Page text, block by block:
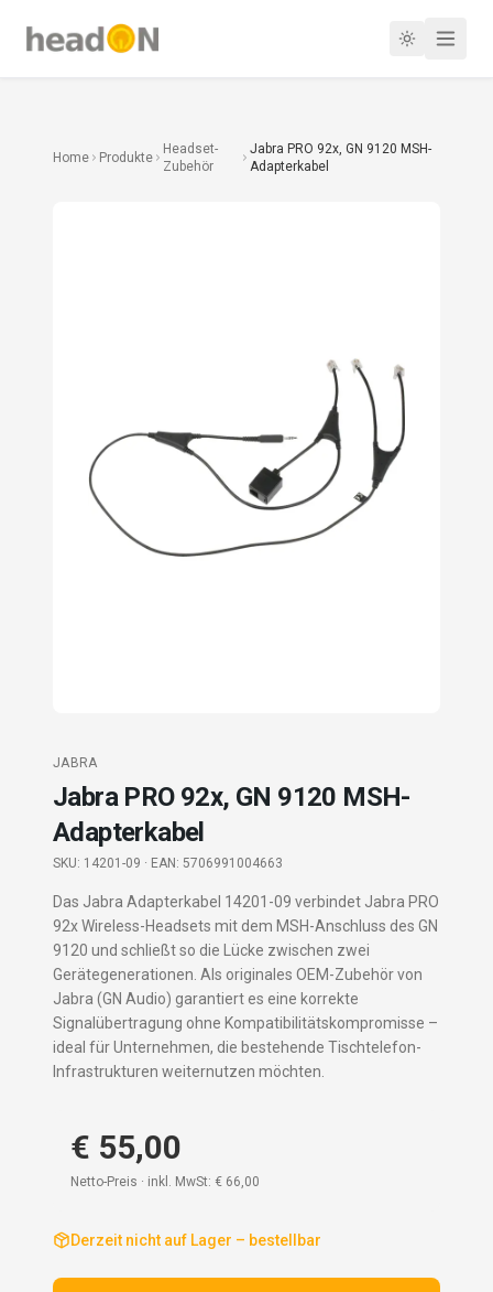
Home Produkte
Headset-
Zubehör
Jabra PRO 92x, GN 9120 MSH-
Adapterkabel
JABRA
Jabra PRO 92x, GN 9120 MSH-
Adapterkabel
SKU: 14201-09 · EAN: 5706991004663
Das Jabra Adapterkabel 14201-09 verbindet Jabra PRO
92x Wireless-Headsets mit dem MSH-Anschluss des GN
9120 und schließt so die Lücke zwischen zwei
Gerätegenerationen. Als originales OEM-Zubehör von
Jabra (GN Audio) garantiert es eine korrekte
Signalübertragung ohne Kompatibilitätskompromisse –
ideal für Unternehmen, die bestehende Tischtelefon-
Infrastrukturen weiternutzen möchten.
€ 55,00
Netto-Preis · inkl. MwSt: € 66,00
Derzeit nicht auf Lager – bestellbar